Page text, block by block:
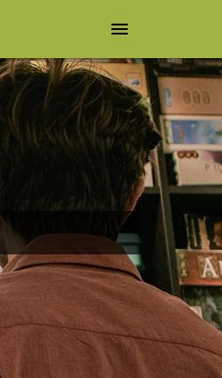
menu